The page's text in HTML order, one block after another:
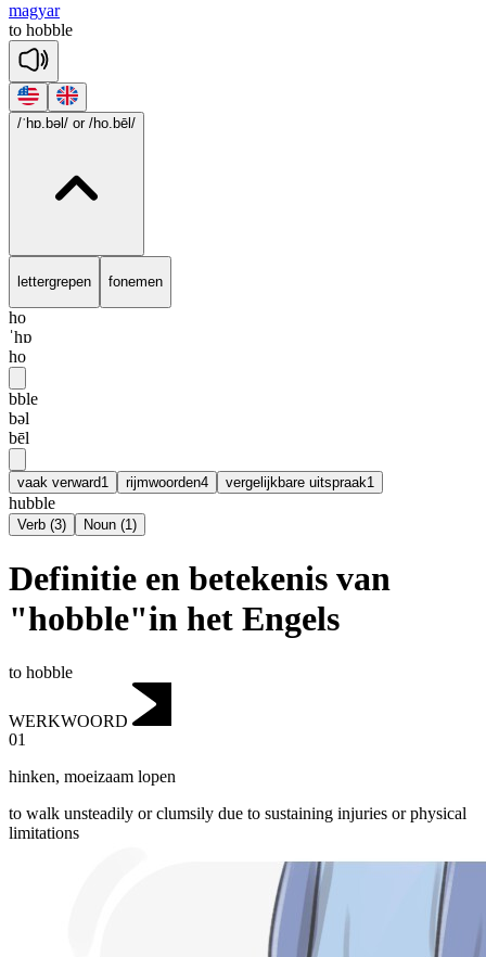
magyar
to hobble
/ˈhɒ.bəl/ or /ho.bēl/
lettergrepen fonemen
ho
ˈhɒ
ho
bble
bəl
bēl
vaak verward1 rijmwoorden4 vergelijkbare uitspraak1
hubble
Verb (3) Noun (1)
Definitie en betekenis van
"hobble"in het Engels
to hobble
WERKWOORD
01
hinken, moeizaam lopen
to walk unsteadily or clumsily due to sustaining injuries or physical
limitations